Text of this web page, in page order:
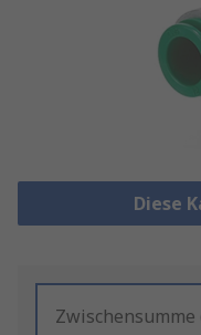
Diese
Zwischensumme